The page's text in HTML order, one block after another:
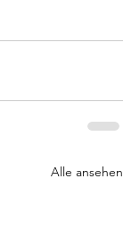
Alle ansehen